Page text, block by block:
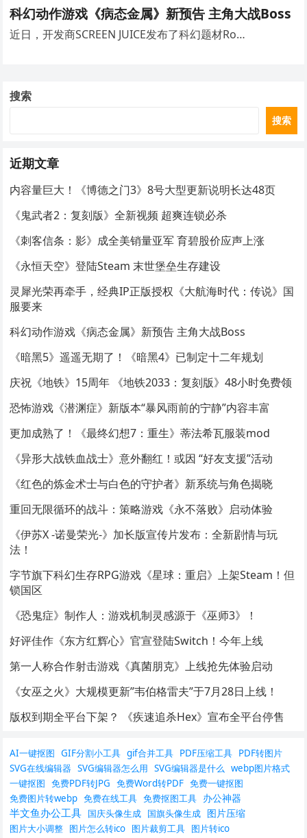
科幻动作游戏《病态金属》新预告 主角大战Boss
近日，开发商SCREEN JUICE发布了科幻题材Ro…
搜索
搜索
近期文章
内容量巨大！《博德之门3》8号大型更新说明长达48页
《鬼武者2：复刻版》全新视频 超爽连锁必杀
《刺客信条：影》成全美销量亚军 育碧股价应声上涨
《永恒天空》登陆Steam 末世堡垒生存建设
灵犀光荣再牵手，经典IP正版授权《大航海时代：传说》国
服要来
科幻动作游戏《病态金属》新预告 主角大战Boss
《暗黑5》遥遥无期了！《暗黑4》已制定十二年规划
庆祝《地铁》15周年 《地铁2033：复刻版》48小时免费领
恐怖游戏《潜渊症》新版本“暴风雨前的宁静”内容丰富
更加成熟了！《最终幻想7：重生》蒂法希瓦服装mod
《异形大战铁血战士》意外翻红！或因 “好友支援”活动
《红色的炼金术士与白色的守护者》新系统与角色揭晓
重回无限循环的战斗：策略游戏《永不落败》启动体验
《伊苏X -诺曼荣光-》加长版宣传片发布：全新剧情与玩
法！
字节旗下科幻生存RPG游戏《星球：重启》上架Steam！但
锁国区
《恐鬼症》制作人：游戏机制灵感源于《巫师3》！
好评佳作《东方红辉心》官宣登陆Switch！今年上线
第一人称合作射击游戏《真菌朋克》上线抢先体验启动
《女巫之火》大规模更新”韦伯格雷夫”于7月28日上线！
版权到期全平台下架？ 《疾速追杀Hex》宣布全平台停售
AI一键抠图 GIF分割小工具 gif合并工具 PDF压缩工具 PDF转图片
SVG在线编辑器 SVG编辑器怎么用 SVG编辑器是什么 webp图片格式
一键抠图 免费PDF转JPG 免费Word转PDF 免费一键抠图
免费图片转webp 免费在线工具 免费抠图工具 办公神器
半文鱼办公工具 国庆头像生成 国旗头像生成 图片压缩
图片大小调整 图片怎么转ico 图片裁剪工具 图片转ico